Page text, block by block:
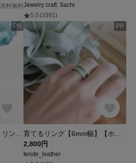
送料無料 Jewelry craft. Sachi
5.0 (3391)
PR
PR
2,800円
terote_leather